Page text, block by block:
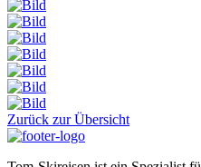
Zurück zur Übersicht